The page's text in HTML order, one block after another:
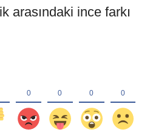
arasındaki ince farkı